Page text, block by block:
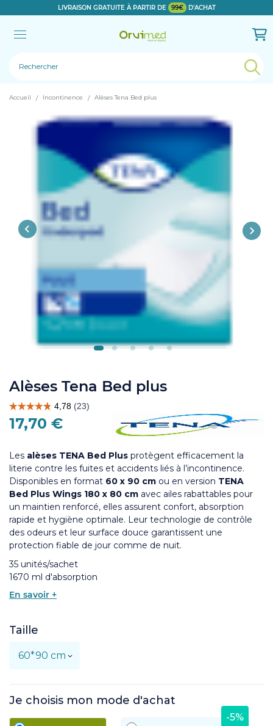
LIVRAISON GRATUITE À PARTIR DE 99€ D'ACHAT
Le produit a bien été ajouté!
Accueil Incontinence Alèses Tena Bed plus
Alèses Tena Bed plus
17,70 €
Les alèses TENA Bed Plus protègent efficacement la
literie contre les fuites et accidents liés à l’incontinence.
Disponibles en format 60 x 90 cm ou en version TENA
Bed Plus Wings 180 x 80 cm avec ailes rabattables pour
un maintien renforcé, elles assurent confort, absorption
rapide et hygiène optimale. Leur technologie de contrôle
des odeurs et leur surface douce garantissent une
protection fiable de jour comme de nuit.
35 unités/sachet
1670 ml d'absorption
En savoir +
Taille
Je choisis mon mode d'achat
-5%